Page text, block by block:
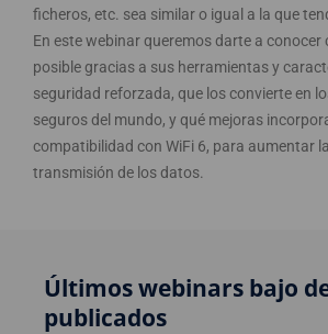
ficheros, etc. sea similar o igual a la que
En este webinar queremos darte a conocer
posible gracias a sus herramientas y
seguridad reforzada, que los convierte en
seguros del mundo, y qué mejoras
compatibilidad con WiFi 6, para aumentar
transmisión de los datos.
Últimos webinars bajo
publicados